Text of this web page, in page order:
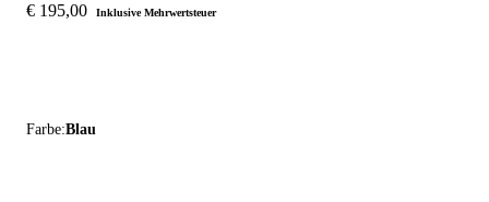
€ 195,00 Inklusive Mehrwertsteuer
Farbe:Blau